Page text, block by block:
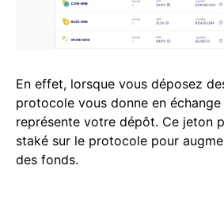
En effet, lorsque vous déposez
protocole vous donne en
représente votre dépôt. Ce jeton
staké sur le protocole pour
des fonds.